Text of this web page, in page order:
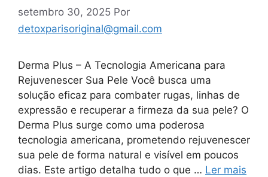
setembro 30, 2025 Por
detoxparisoriginal@gmail.com
Derma Plus – A Tecnologia Americana para
Rejuvenescer Sua Pele Você busca uma
solução eficaz para combater rugas, linhas de
expressão e recuperar a firmeza da sua pele? O
Derma Plus surge como uma poderosa
tecnologia americana, prometendo rejuvenescer
sua pele de forma natural e visível em poucos
dias. Este artigo detalha tudo o que … Ler mais